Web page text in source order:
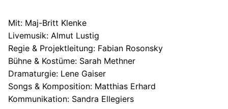
Mit: Maj-Britt Klenke
Livemusik: Almut Lustig
Regie & Projektleitung: Fabian Rosonsky
Bühne & Kostüme: Sarah Methner
Dramaturgie: Lene Gaiser
Songs & Komposition: Matthias Erhard
Kommunikation: Sandra Ellegiers